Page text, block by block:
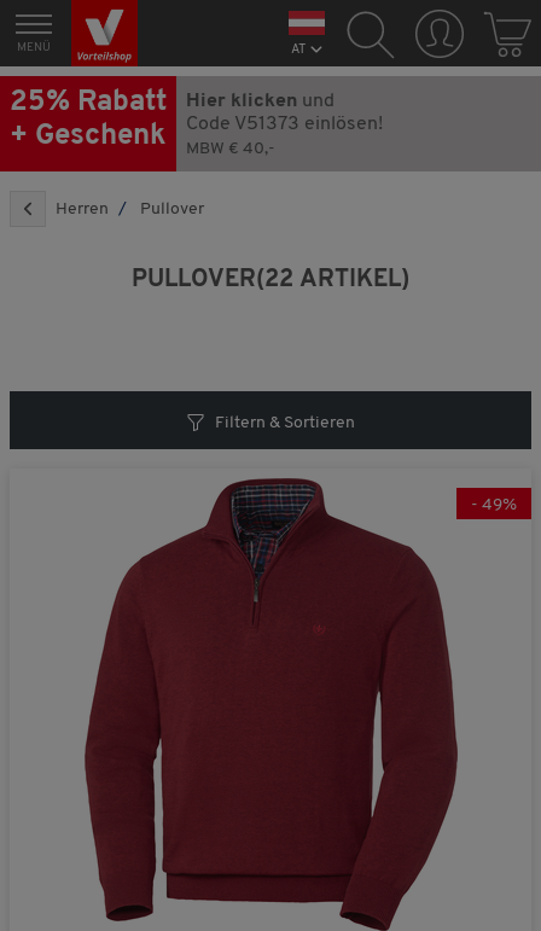
MENÜ AT
25% Rabatt
+ Geschenk
Hier klicken und
Code V51373 einlösen!
MBW € 40,-
Herren Pullover
PULLOVER(22 ARTIKEL)
Filtern & Sortieren
- 49%
Jetzt klicken und
aktivieren!
Wir wollen Sie als Kunde gewinnen. Deswegen bieten wir 25%
Sie auf den roten Button
wird automatisch von allen Artikeln abgezogen und
V51373
Jetzt 25% Rabatt + GRATIS Geschenk aktivieren!
Nein danke. Ich möchte meinen Gutschein-Code nicht verwenden.
Sie erhalten Ihren Rabatt und Ihr Geschnek bei einer Bestellung ab € 40,- in
unserem Online-Shop. Die Berechnung des Mindestbestellwerts erfolgt auf Basis
der regulären Vorteilshop-Preise.